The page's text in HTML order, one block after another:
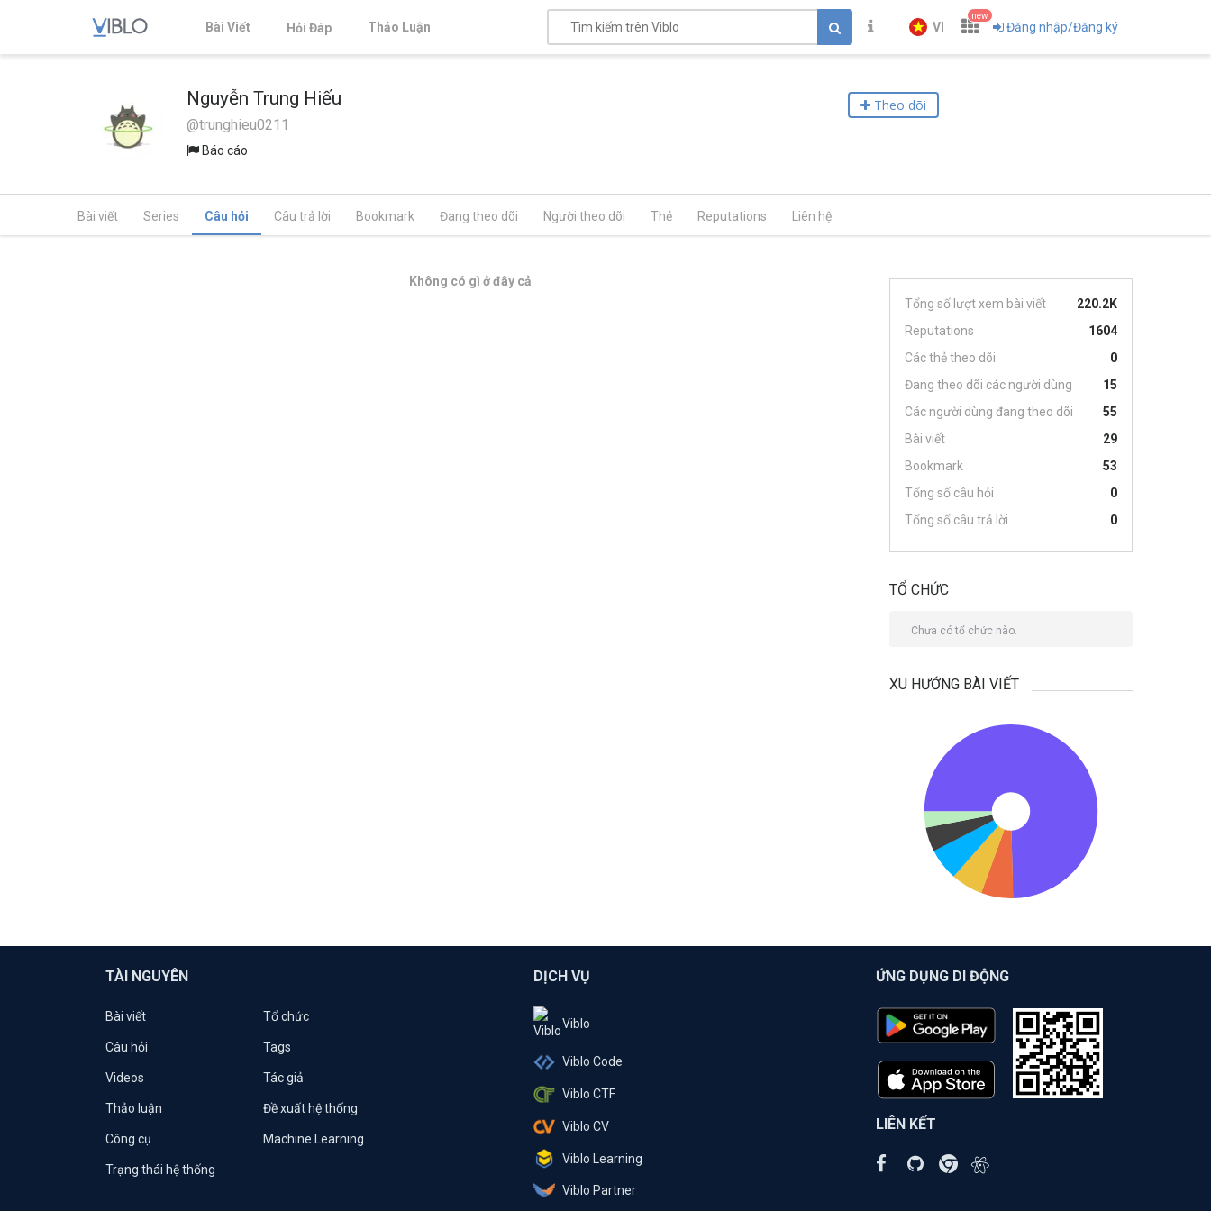
Bài Viết Hỏi Đáp Thảo Luận VI
new
Đăng nhập/Đăng ký
Nguyễn Trung Hiếu
@trunghieu0211
Báo cáo
Theo dõi
Bài viết Series Câu hỏi Câu trả lời Bookmark Đang theo dõi Người theo dõi Thẻ Reputations Liên hệ
Không có gì ở đây cả
Tổng số lượt xem bài viết
220.2K
Reputations
1604
Các thẻ theo dõi
0
Đang theo dõi các người dùng
15
Các người dùng đang theo dõi
55
Bài viết
29
Bookmark
53
Tổng số câu hỏi
0
Tổng số câu trả lời
0
TỔ CHỨC
Chưa có tổ chức nào.
XU HƯỚNG BÀI VIẾT
TÀI NGUYÊN
Bài viết Tổ chức
Câu hỏi Tags
Videos Tác giả
Thảo luận Đề xuất hệ thống
Công cụ Machine Learning
Trạng thái hệ thống
DỊCH VỤ
Viblo
Viblo Code
Viblo CTF
Viblo CV
Viblo Learning
Viblo Partner
ỨNG DỤNG DI ĐỘNG
LIÊN KẾT